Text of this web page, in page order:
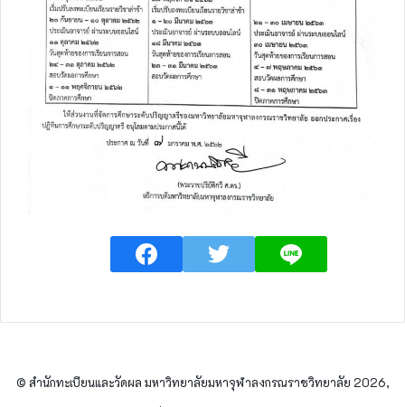
© สำนักทะเบียนและวัดผล มหาวิทยาลัยมหาจุฬาลงกรณราชวิทยาลัย 2026,